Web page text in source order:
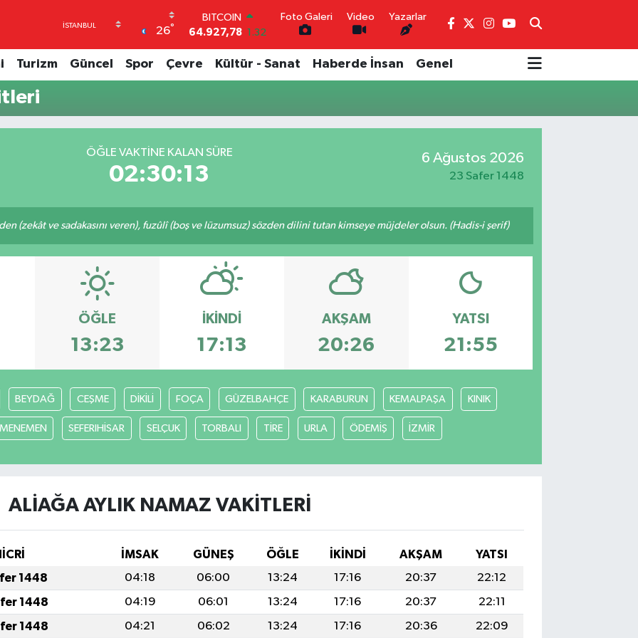
26°
BITCOIN
64.927,78 1.32
47,5894
0.08
64,1581 0.16
6527.85
13.703
Foto Galeri Video Yazarlar
Turizm Güncel Spor Çevre Kültür - Sanat Haberde İnsan Genel
ÖĞLE VAKTINE KALAN SÜRE
02:30:12
6 Ağustos 2026
23 Safer 1448
(zekât ve sadakasını veren), fuzûlî (boş ve lüzumsuz) sözden dilini tutan kimseye müjdeler olsun. (Hadis-i şerif)
ÖĞLE
13:23
İKINDI
17:13
AKŞAM
20:26
YATSI
21:55
BEYDAĞ CEŞME DİKİLİ FOÇA GÜZELBAHÇE KARABURUN KEMALPAŞA KINIK
MENEMEN SEFERIHİSAR SELÇUK TORBALI TİRE URLA ÖDEMİŞ İZMİR
ALİAĞA AYLIK NAMAZ VAKITLERI
İMSAK GÜNEŞ ÖĞLE İKINDI AKŞAM
YATSI
1448 04:18 06:00 13:24 17:16 20:37
22:12
1448 04:19 06:01 13:24 17:16 20:37
22:11
1448 04:21 06:02 13:24 17:16 20:36
22:09